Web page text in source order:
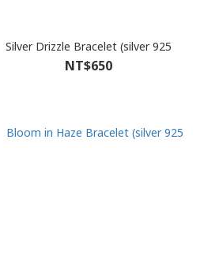
Silver Drizzle Bracelet (silver 925
NT$650